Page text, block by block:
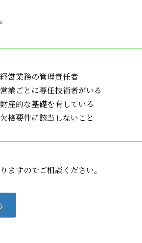
経営業務の管理責任者
営業ごとに専任技術者がいる
財産的な基礎を有している
欠格要件に該当しないこと
ますのでご相談ください。